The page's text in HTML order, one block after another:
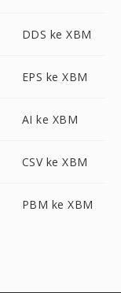
DDS ke XBM
EPS ke XBM
AI ke XBM
CSV ke XBM
PBM ke XBM